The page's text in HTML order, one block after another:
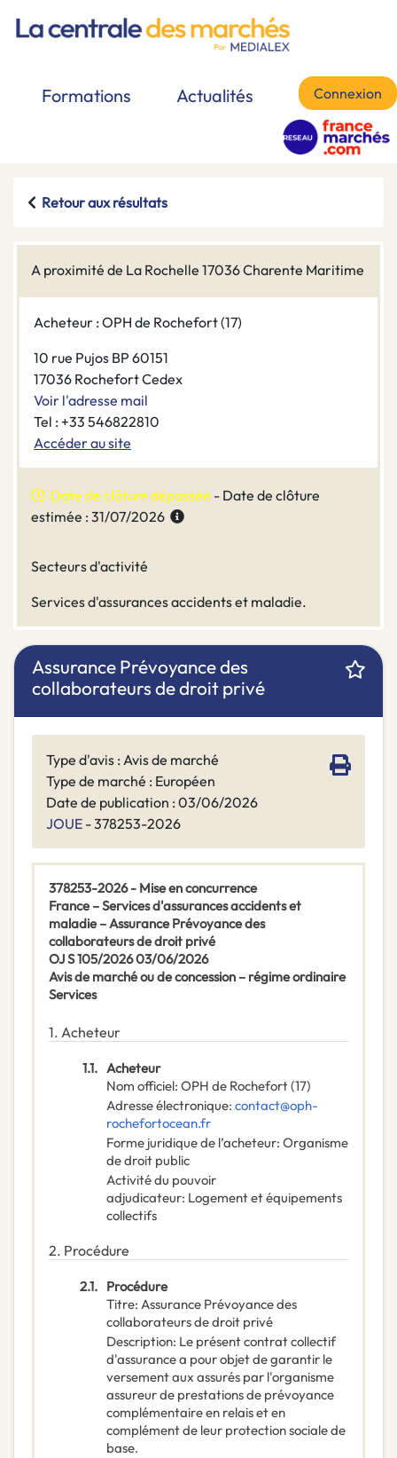
Formations Actualités Connexion
Retour aux résultats
A proximité de La Rochelle 17036 Charente Maritime
Acheteur : OPH de Rochefort (17)
10 rue Pujos BP 60151
17036 Rochefort Cedex
Voir l'adresse mail
Tel : +33 546822810
Accéder au site
Date de clôture dépassée - Date de clôture
estimée : 31/07/2026
Secteurs d'activité
Services d'assurances accidents et maladie.
Assurance Prévoyance des
collaborateurs de droit privé
Type d'avis : Avis de marché
Type de marché : Européen
Date de publication : 03/06/2026
JOUE - 378253-2026
378253-2026 - Mise en concurrence
France – Services d'assurances accidents et
maladie – Assurance Prévoyance des
collaborateurs de droit privé
OJ S 105/2026 03/06/2026
Avis de marché ou de concession – régime ordinaire
Services
1. Acheteur
1.1. Acheteur
Nom officiel: OPH de Rochefort (17)
Adresse électronique: contact@oph-
rochefortocean.fr
Forme juridique de l’acheteur: Organisme
de droit public
Activité du pouvoir
adjudicateur: Logement et équipements
collectifs
2. Procédure
2.1. Procédure
Titre: Assurance Prévoyance des
collaborateurs de droit privé
Description: Le présent contrat collectif
d'assurance a pour objet de garantir le
versement aux assurés par l'organisme
assureur de prestations de prévoyance
complémentaire en relais et en
complément de leur protection sociale de
base.